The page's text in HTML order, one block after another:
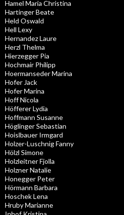
Hamel Maria Christina
Hartinger Beate
Held Oswald
Hell Lexy
Hernandez Laure
Herzl Thelma
Hierzegger Pia
Hochmair Philipp
Hoermanseder Marina
Hofer Jack
Hofer Marina
Hoff Nicola
Höfferer Lydia
Hoffmann Susanne
Höglinger Sebastian
Hoislbauer Irmgard
Holzer-Luschnig Fanny
Hölzl Simone
Holzleitner Fjolla
Holzner Natalie
Honegger Peter
Hörmann Barbara
Hoschek Lena
Hruby Marianne